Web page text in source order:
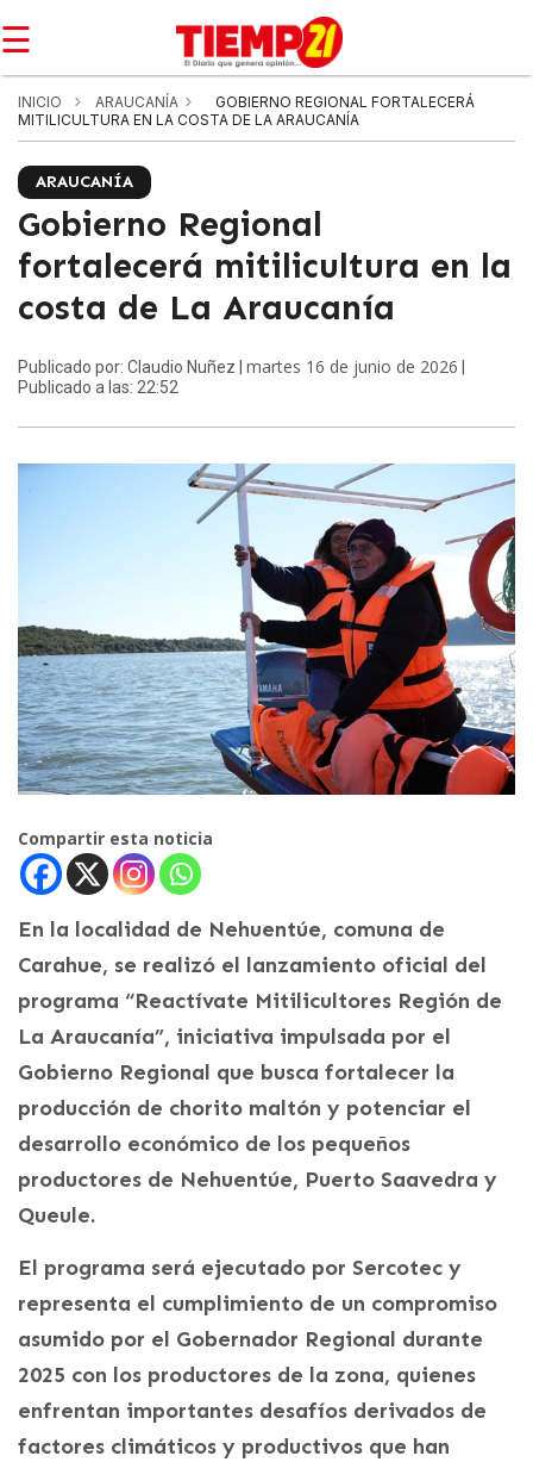
☰
INICIO ARAUCANÍA
GOBIERNO REGIONAL FORTALECERÁ
MITILICULTURA EN LA COSTA DE LA ARAUCANÍA
ARAUCANÍA
Gobierno Regional
fortalecerá mitilicultura en la
costa de La Araucanía
Publicado por: Claudio Nuñez | martes 16 de junio de 2026
Publicado a las: 22:52
Compartir esta noticia
En la localidad de Nehuentúe, comuna de
Carahue, se realizó el lanzamiento oficial del
programa “Reactívate Mitilicultores Región de
La Araucanía”, iniciativa impulsada por el
Gobierno Regional que busca fortalecer la
producción de chorito maltón y potenciar el
desarrollo económico de los pequeños
productores de Nehuentúe, Puerto Saavedra y
Queule.
El programa será ejecutado por Sercotec y
representa el cumplimiento de un compromiso
asumido por el Gobernador Regional durante
2025 con los productores de la zona, quienes
enfrentan importantes desafíos derivados de
factores climáticos y productivos que han